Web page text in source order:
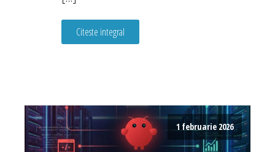
Citeste integral
1 februarie 2026